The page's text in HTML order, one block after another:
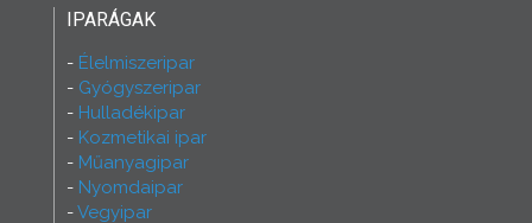
IPARÁGAK
Élelmiszeripar
Gyógyszeripar
Hulladékipar
Kozmetikai ipar
Műanyagipar
Nyomdaipar
Vegyipar